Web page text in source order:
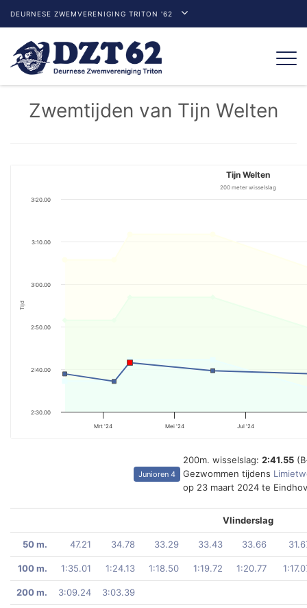
DEURNESE ZWEMVERENIGING TRITON '62
Zwemtijden van Tijn Welten
Tijd
Tijn Welten
200 meter wisselslag
Mrt '24 Mei '24 Jul '24
2:30.00
2:40.00
2:50.00
3:00.00
3:10.00
3:20.00
Junioren 4
200m. wisselslag: 2:41.55
Gezwommen tijdens
op 23 maart 2024 te
Vlinderslag
50 m. 47.21 34.78 33.29 33.43 33.66
100 m. 1:35.01 1:24.13 1:18.50 1:19.72 1:20.77
200 m. 3:09.24 3:03.39